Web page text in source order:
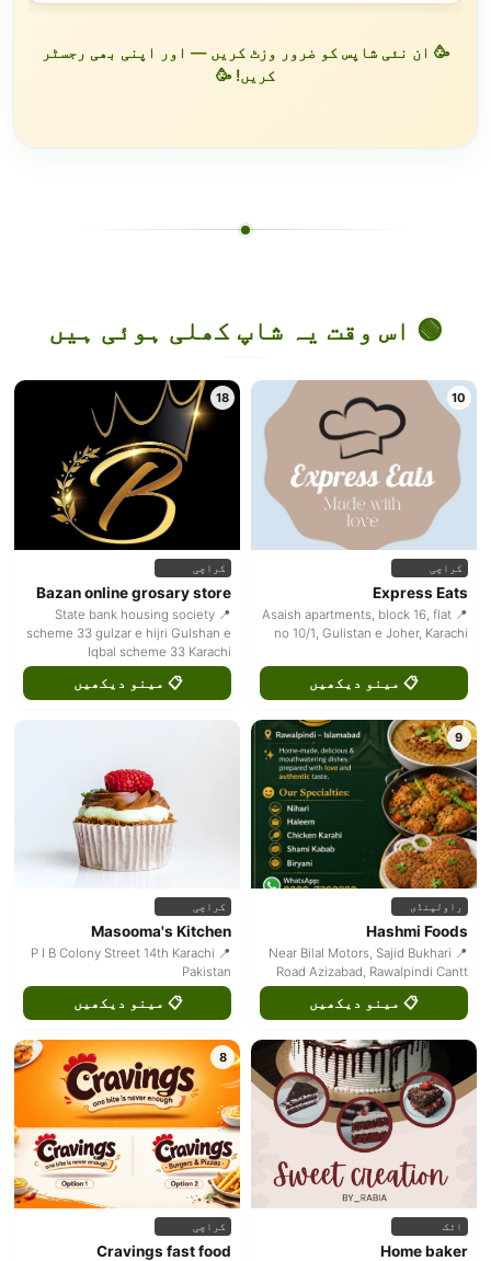
🥳 ان نئی شاپس کو ضرور وزٹ کریں — اور اپنی بھی رجسٹر
کریں! 🥳
🟢 اس وقت یہ شاپ کھلی ہوئی ہیں
10
کراچی
Express Eats
📍 Asaish apartments, block 16, flat
no 10/1, Gulistan e Joher, Karachi
📋 مینو دیکھیں
18
کراچی
Bazan online grosary store
📍 State bank housing society
scheme 33 gulzar e hijri Gulshan e
Iqbal scheme 33 Karachi
📋 مینو دیکھیں
9
راولپنڈی
Hashmi Foods
📍 Near Bilal Motors, Sajid Bukhari
Road Azizabad, Rawalpindi Cantt
📋 مینو دیکھیں
کراچی
Masooma's Kitchen
📍 P I B Colony Street 14th Karachi
Pakistan
📋 مینو دیکھیں
اٹک
Home baker
8
کراچی
Cravings fast food